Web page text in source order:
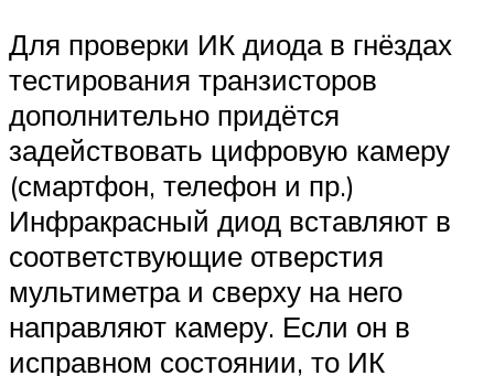
Для проверки ИК диода в гнёздах
тестирования транзисторов
дополнительно придётся
задействовать цифровую камеру
(смартфон, телефон и пр.)
Инфракрасный диод вставляют в
соответствующие отверстия
мультиметра и сверху на него
направляют камеру. Если он в
исправном состоянии, то ИК